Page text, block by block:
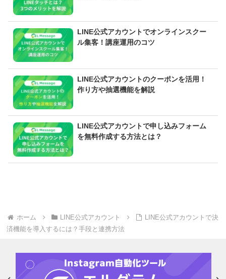
LINE公式アカウントでオンラインスクー
ル集客！講座運用のコツ
LINE公式アカウントのクーポンを活用！
作り方や抽選機能を解説
LINE公式アカウントで申し込みフォーム
を無料作成する方法とは？
ホーム LINE公式アカウント
LINE公式アカウントで決
済機能を導入するには？手段と連携方法